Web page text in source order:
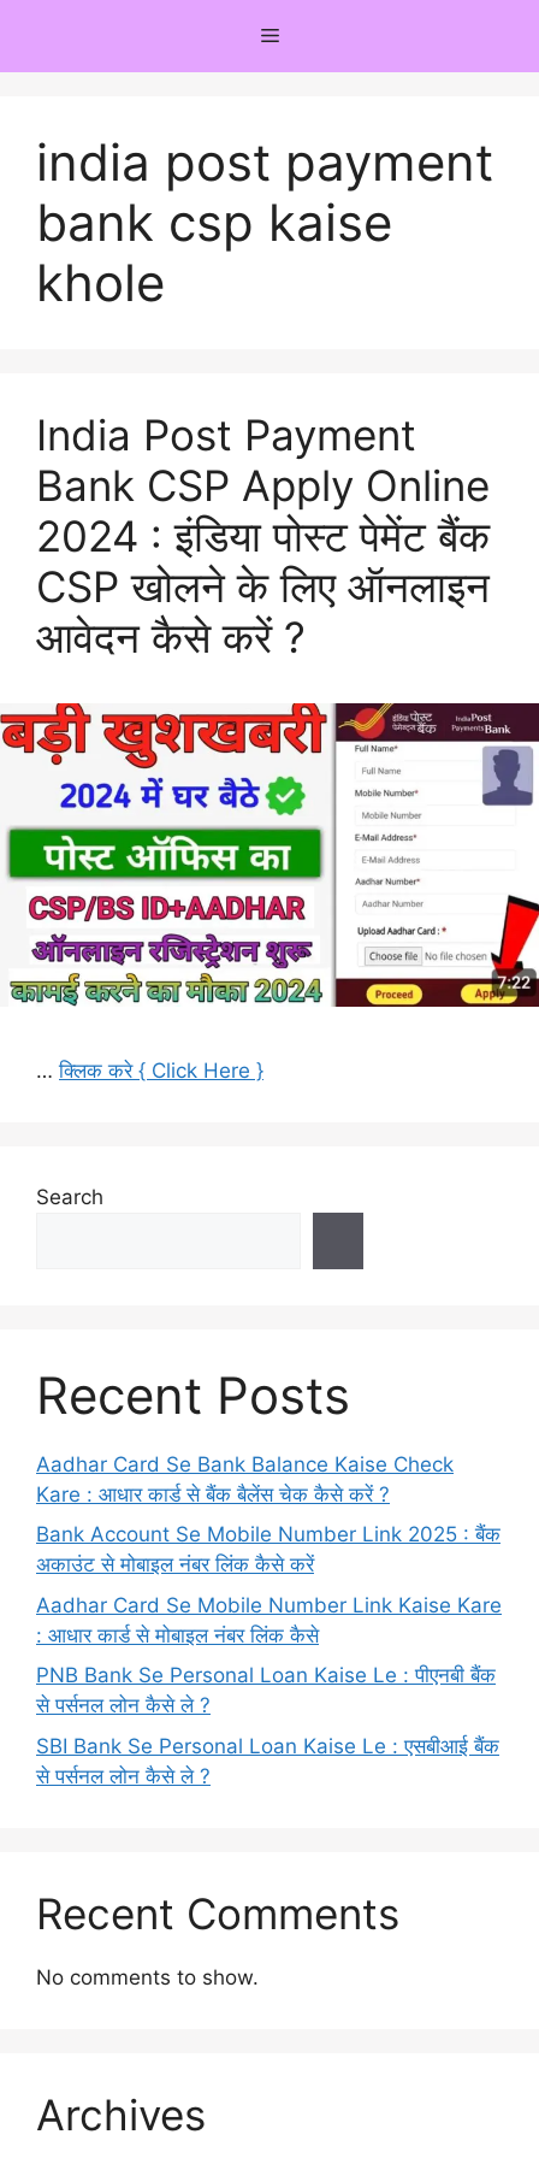
content
Menu
india post payment
bank csp kaise
khole
India Post Payment
Bank CSP Apply Online
2024 : इंडिया पोस्ट पेमेंट बैंक
CSP खोलने के लिए ऑनलाइन
आवेदन कैसे करें ?
…क्लिक करे { Click Here }
Search
Recent Posts
Aadhar Card Se Bank Balance Kaise Check
Kare : आधार कार्ड से बैंक बैलेंस चेक कैसे करें ?
Bank Account Se Mobile Number Link 2025 : बैंक
अकाउंट से मोबाइल नंबर लिंक कैसे करें
Aadhar Card Se Mobile Number Link Kaise Kare
: आधार कार्ड से मोबाइल नंबर लिंक कैसे
PNB Bank Se Personal Loan Kaise Le : पीएनबी बैंक
से पर्सनल लोन कैसे ले ?
SBI Bank Se Personal Loan Kaise Le : एसबीआई बैंक
से पर्सनल लोन कैसे ले ?
Recent Comments
No comments to show.
Archives